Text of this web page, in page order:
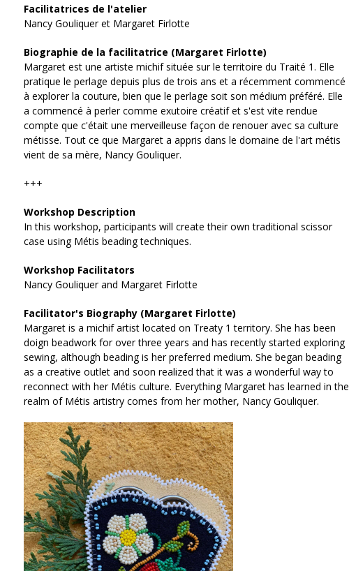
Facilitatrices de l'atelier
Nancy Gouliquer et Margaret Firlotte
Biographie de la facilitatrice (Margaret Firlotte)
Margaret est une artiste michif située sur le territoire du Traité 1. Elle
pratique le perlage depuis plus de trois ans et a récemment commencé
à explorer la couture, bien que le perlage soit son médium préféré. Elle
a commencé à perler comme exutoire créatif et s'est vite rendue
compte que c'était une merveilleuse façon de renouer avec sa culture
métisse. Tout ce que Margaret a appris dans le domaine de l'art métis
vient de sa mère, Nancy Gouliquer.
+++
Workshop Description
In this workshop, participants will create their own traditional scissor
case using Métis beading techniques.
Workshop Facilitators
Nancy Gouliquer and Margaret Firlotte
Facilitator's Biography (Margaret Firlotte)
Margaret is a michif artist located on Treaty 1 territory. She has been
doign beadwork for over three years and has recently started exploring
sewing, although beading is her preferred medium. She began beading
as a creative outlet and soon realized that it was a wonderful way to
reconnect with her Métis culture. Everything Margaret has learned in the
realm of Métis artistry comes from her mother, Nancy Gouliquer.